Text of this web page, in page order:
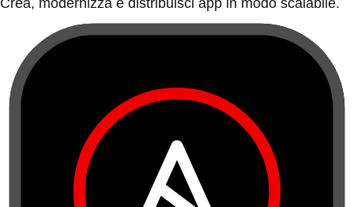
Crea, modernizza e distribuisci app in modo scalabile.